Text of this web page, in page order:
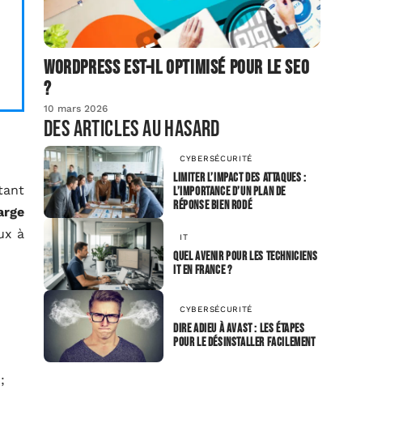
à
Wordpress est-il optimisé pour le SEO
?
10 mars 2026
Des articles au hasard
CYBERSÉCURITÉ
Limiter l’impact des attaques :
l’importance d’un plan de
réponse bien rodé
IT
Quel avenir pour les techniciens
IT en France ?
CYBERSÉCURITÉ
Dire adieu à avast : les étapes
pour le désinstaller facilement